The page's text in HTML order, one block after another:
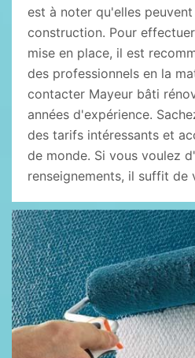
est à noter qu'elles
construction. Pour
mise en place, il est
des professionnels en la
contacter Mayeur bâti
années d'expérience.
des tarifs intéressants et
de monde. Si vous voulez
renseignements, il suffit de